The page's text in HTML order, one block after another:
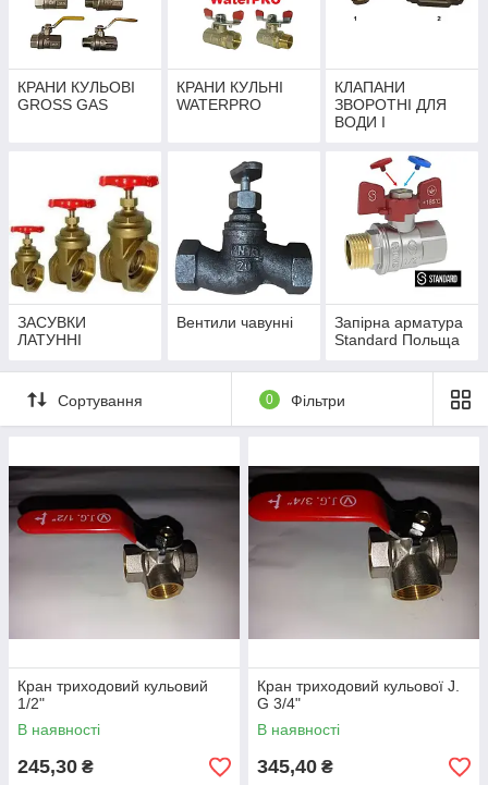
частковому відкритті затвора, так як абразивний знос кулі
може призвести до втрати герметичності перекриття потоку.
Низька ціна
Тривалий робочий ресурс
Надійна і універсальна конструкція
Не вимагають технічного обслуговування
Низький гідравлічний опір
Відсутність застійних зон в проточній частині
Можливість полнопроходного виконання
Герметичність перекриття потоку
Недоліки
Для закриття необхідні високі крутні моменти, що
тягне за собою необхідність застосування довгих
важелів, при ручному управлінні, а при автоматичному
- дорогих електричних приводів.
гідравлічного удару, неприпустимого для деяких
У теплових мережах нормативно заборонено
використовувати муфтову запірну арматуру при
температурах робочого середовища вище 115°С, тиску
вище 1,6 МПа і умовному діаметрі трубопроводу
більше 100мм.
КРАНИ КУЛЬОВІ
GROSS GAS
КРАНИ КУЛЬНІ
WATERPRO
КЛАПАНИ
ЗВОРОТНІ ДЛЯ
ВОДИ І
ЗАСУВКИ
ЛАТУННІ
Вентили чавунні
Запірна арматура
Standard Польща
Сортування 0 Фільтри
Кран триходовий кульовий
1/2"
В наявності
245,30 ₴
Кран триходовий кульової J.
G 3/4"
В наявності
345,40 ₴